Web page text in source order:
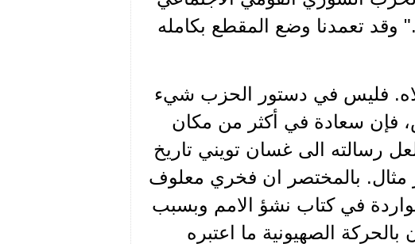
وقد تعمدنا وضع المقطع بكامله
فليس في دستور الحزب شيء
فإن سعادة في أكثر من مكان
رسالته الى غسان تويني تاريخ
خير مثال. بالمختصر ان فخري معلوف
في كتاب نشؤ الامم وبسبب
الصهيونية ما اعتبره